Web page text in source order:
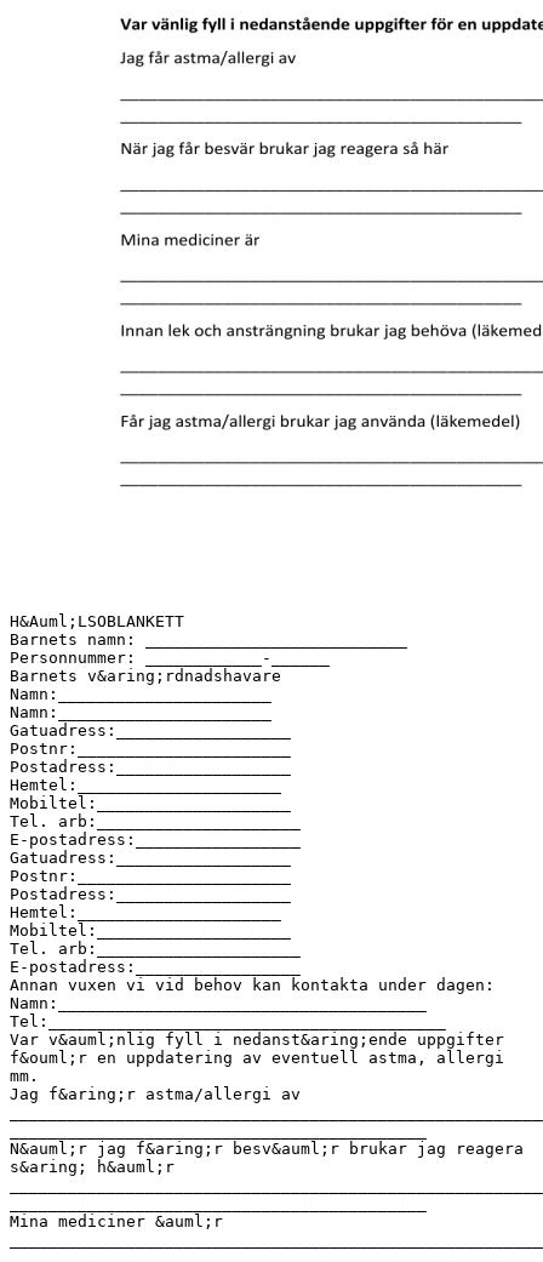
H&Auml;LSOBLANKETT
Barnets namn: ___________________________
Personnummer: ____________-______
Barnets v&aring;rdnadshavare
Namn:______________________
Namn:______________________
Gatuadress:__________________
Postnr:______________________
Postadress:__________________
Hemtel:_____________________
Mobiltel:____________________
Tel. arb:_____________________
E-postadress:_________________
Gatuadress:__________________
Postnr:______________________
Postadress:__________________
Hemtel:_____________________
Mobiltel:____________________
Tel. arb:_____________________
E-postadress:_________________
Annan vuxen vi vid behov kan kontakta under dagen:
Namn:______________________________________
Tel:_________________________________________
Var v&auml;nlig fyll i nedanst&aring;ende uppgifter
f&ouml;r en uppdatering av eventuell astma, allergi
mm.
Jag f&aring;r astma/allergi av
N&auml;r jag f&aring;r besv&auml;r brukar jag reagera
s&aring; h&auml;r
Mina mediciner &auml;r